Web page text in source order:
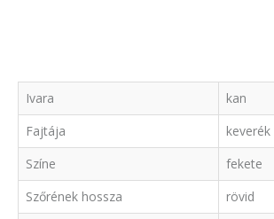
Ivara
kan
Fajtája
keverék
Színe
fekete
Szőrének hossza
rövid